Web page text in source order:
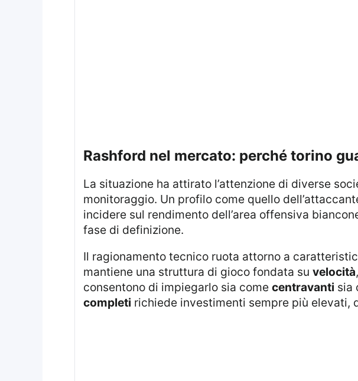
rashford nel mercato: perché torino
La situazione ha attirato l’attenzione di diverse
monitoraggio. Un profilo come quello
incidere sul rendimento dell’area offensiva
fase di definizione.
Il ragionamento tecnico ruota attorno a
mantiene una struttura di gioco fondata su velocità
consentono di impiegarlo sia come centravanti sia
completi richiede investimenti sempre più elevati,